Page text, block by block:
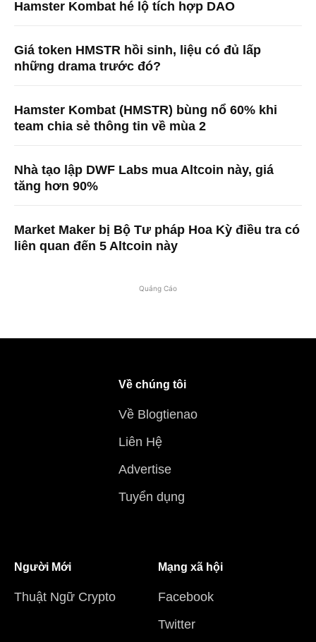
Hamster Kombat hé lộ tích hợp DAO
Giá token HMSTR hồi sinh, liệu có đủ lấp
những drama trước đó?
Hamster Kombat (HMSTR) bùng nổ 60% khi
team chia sẻ thông tin về mùa 2
Nhà tạo lập DWF Labs mua Altcoin này, giá
tăng hơn 90%
Market Maker bị Bộ Tư pháp Hoa Kỳ điều tra có
liên quan đến 5 Altcoin này
Quảng Cáo
Về chúng tôi
Về Blogtienao
Liên Hệ
Advertise
Tuyển dụng
Người Mới
Thuật Ngữ Crypto
Mạng xã hội
Facebook
Twitter